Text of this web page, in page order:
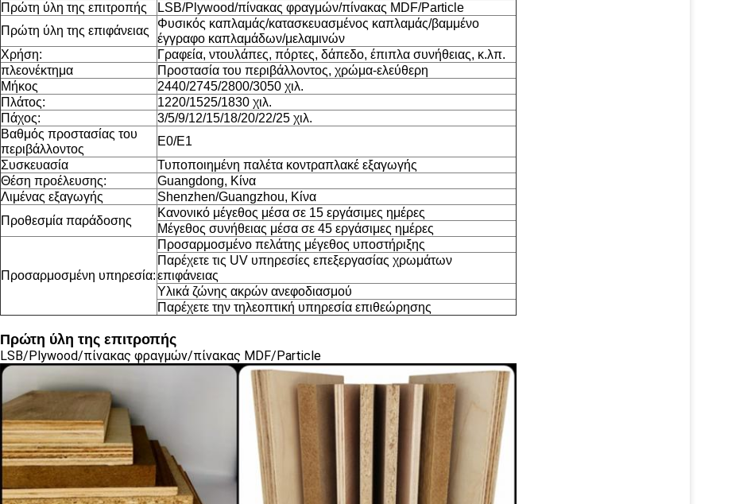
Πρώτη ύλη της επιτροπής
LSB/Plywood/πίνακας φραγμών/πίνακας MDF/Particle
Πρώτη ύλη της επιφάνειας
Φυσικός καπλαμάς/κατασκευασμένος καπλαμάς/βαμμένο
έγγραφο καπλαμάδων/μελαμινών
Χρήση:
Γραφεία, ντουλάπες, πόρτες, δάπεδο, έπιπλα συνήθειας, κ.λπ.
πλεονέκτημα
Προστασία του περιβάλλοντος, χρώμα-ελεύθερη
Μήκος
2440/2745/2800/3050 χιλ.
Πλάτος:
1220/1525/1830 χιλ.
Πάχος:
3/5/9/12/15/18/20/22/25 χιλ.
Βαθμός προστασίας του
περιβάλλοντος
E0/E1
Συσκευασία
Τυποποιημένη παλέτα κοντραπλακέ εξαγωγής
Θέση προέλευσης:
Guangdong, Κίνα
Λιμένας εξαγωγής
Shenzhen/Guangzhou, Κίνα
Προθεσμία παράδοσης
Κανονικό μέγεθος μέσα σε 15 εργάσιμες ημέρες
Μέγεθος συνήθειας μέσα σε 45 εργάσιμες ημέρες
Προσαρμοσμένη υπηρεσία:
Προσαρμοσμένο πελάτης μέγεθος υποστήριξης
Παρέχετε τις UV υπηρεσίες επεξεργασίας χρωμάτων
επιφάνειας
Υλικά ζώνης ακρών ανεφοδιασμού
Παρέχετε την τηλεοπτική υπηρεσία επιθεώρησης
Πρώτη ύλη της επιτροπής
LSB/Plywood/πίνακας φραγμών/πίνακας MDF/Particle